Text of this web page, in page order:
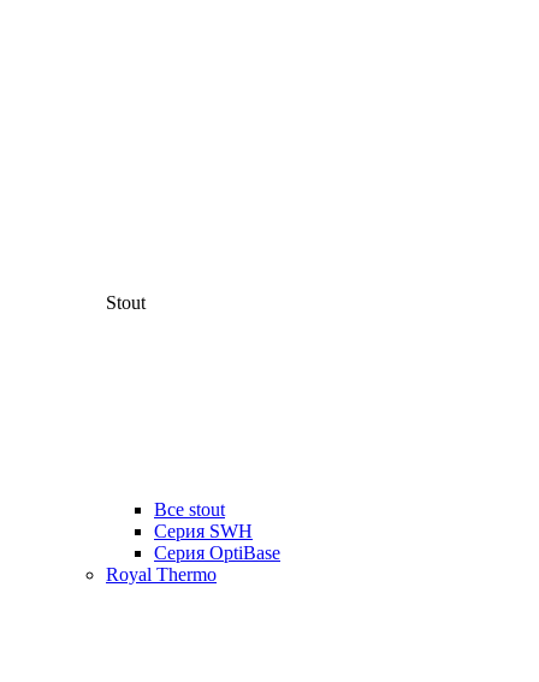
Stout
Все stout
Серия SWH
Cерия OptiBase
Royal Thermo